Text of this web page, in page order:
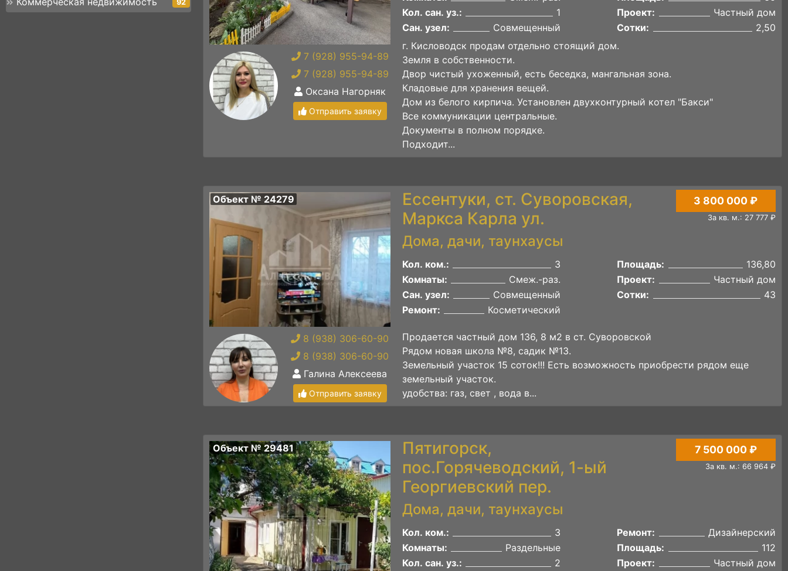
92
7 (928) 955-94-89
7 (928) 955-94-89
Оксана Нагорняк
Отправить заявку
Кол. сан. уз.:
1
Сан. узел:
Совмещенный
Проект:
Частный дом
Сотки:
2,50
г. Кисловодск продам отдельно стоящий дом.
Земля в собственности.
Двор чистый ухоженный, есть беседка, мангальная зона.
Кладовые для хранения вещей.
Дом из белого кирпича. Установлен двухконтурный котел "Бакси"
Все коммуникации центральные.
Документы в полном порядке.
Подходит...
Объект № 24279
8 (938) 306-60-90
8 (938) 306-60-90
Галина Алексеева
Отправить заявку
Ессентуки, ст. Суворовская,
Маркса Карла ул.
Дома, дачи, таунхаусы
3 800 000 ₽
За кв. м.: 27 777 ₽
Кол. ком.:
3
Комнаты:
Смеж.-раз.
Сан. узел:
Совмещенный
Ремонт:
Косметический
Площадь:
136,80
Проект:
Частный дом
Сотки:
43
Продается частный дом 136, 8 м2 в ст. Суворовской
Рядом новая школа №8, садик №13.
Земельный участок 15 соток!!! Есть возможность приобрести рядом еще
земельный участок.
удобства: газ, свет , вода в...
Объект № 29481
Пятигорск,
пос.Горячеводский, 1-ый
Георгиевский пер.
Дома, дачи, таунхаусы
7 500 000 ₽
За кв. м.: 66 964 ₽
Кол. ком.:
3
Комнаты:
Раздельные
Кол. сан. уз.:
2
Ремонт:
Дизайнерский
Площадь:
112
Проект:
Частный дом